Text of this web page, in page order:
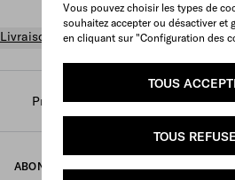
Vous pouvez choisir les types de
souhaitez accepter ou désactiver et
en cliquant sur "Configuration des
TOUS
TOUS
Livraison et retours gratuits
Prada / Parfums et beauté /
ABONNEZ-VOUS À NOTRE NEWSLETTER